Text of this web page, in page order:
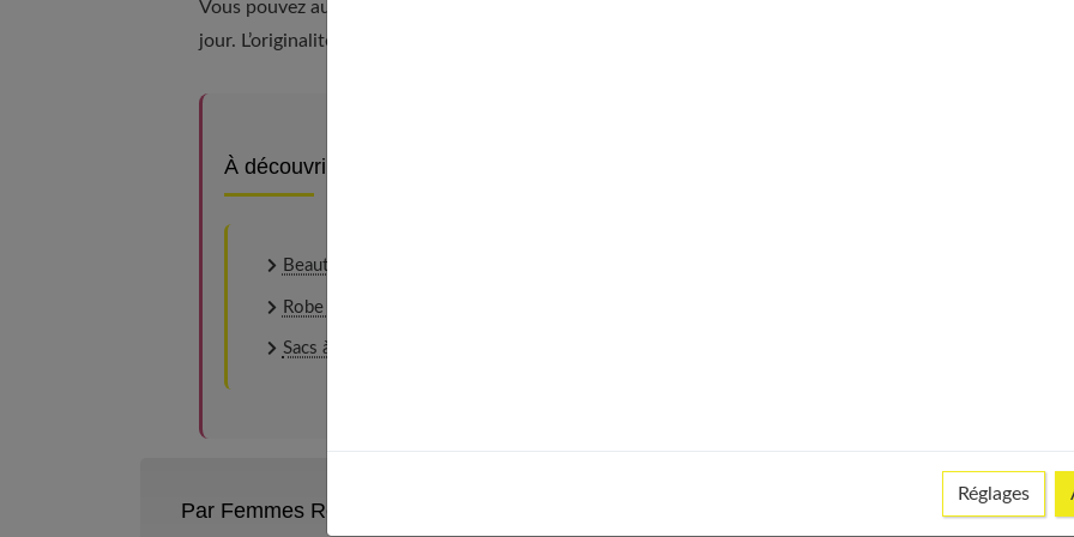
Vous pouvez aussi personnaliser des vêtements que vous possédez déjà pour les remettre au goût du
jour. L’originalité dans ce secteur paye toujours.
À découvrir aussi
Beauté et bien être : suivre la mode en accord avec soi même
Robe pull : comment et pourquoi la porter en hiver ?
Sacs à main : choisissez-le français !
Par Femmes References
Réglages